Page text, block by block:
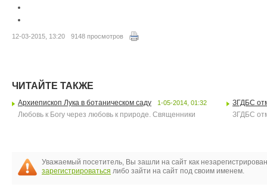
12-03-2015, 13:20 9148 просмотров
ЧИТАЙТЕ ТАКЖЕ
Архиепископ Лука в ботаническом саду 1-05-2014, 01:32
Любовь к Богу через любовь к природе. Священники
ЗГДБС
ЗГДБС
Уважаемый посетитель, Вы зашли на сайт как
зарегистрироваться либо зайти на сайт под своим именем.